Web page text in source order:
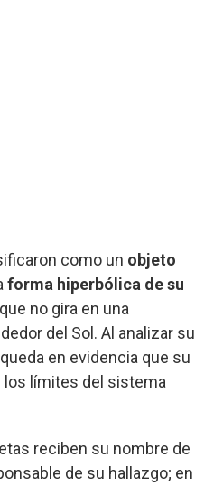
como un objeto
forma hiperbólica de su
no gira en una
del Sol. Al analizar su
en evidencia que su
los límites del sistema
reciben su nombre de
de su hallazgo; en